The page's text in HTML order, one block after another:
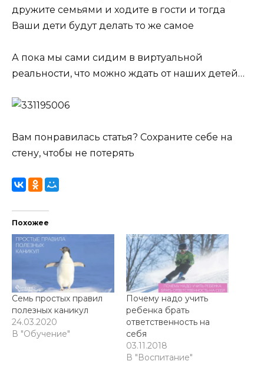
дружите семьями и ходите в гости и тогда
Ваши дети будут делать то же самое
А пока мы сами сидим в виртуальной
реальности, что можно ждать от наших детей…
Вам понравилась статья? Сохраните себе на
стену, чтобы не потерять
Похожее
Семь простых правил
полезных каникул
24.03.2020
В "Обучение"
Почему надо учить
ребенка брать
ответственность на
себя
03.11.2018
В "Воспитание"